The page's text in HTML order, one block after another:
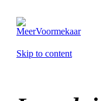
Skip to content